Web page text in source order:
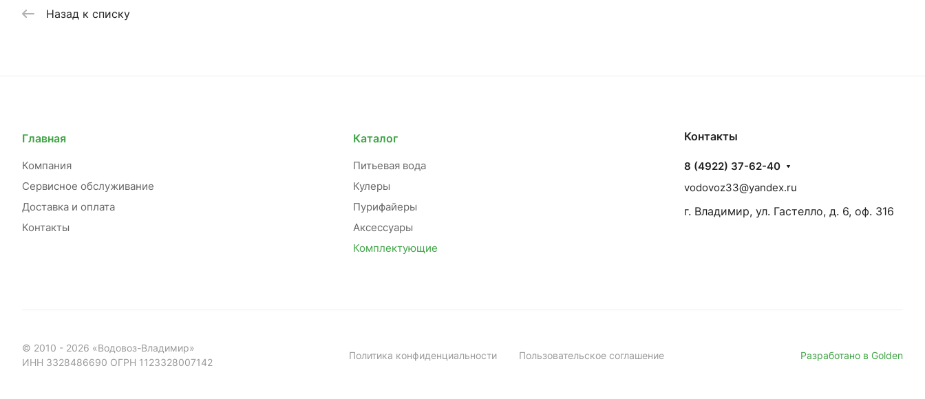
Назад к списку
Главная
Компания
Сервисное обслуживание
Доставка и оплата
Контакты
Каталог
Питьевая вода
Кулеры
Пурифайеры
Аксессуары
Комплектующие
Контакты
8 (4922) 37-62-40
vodovoz33@yandex.ru
г. Владимир, ул. Гастелло, д. 6, оф. 316
© 2010 - 2026 «Водовоз-Владимир»
ИНН 3328486690 ОГРН 1123328007142
Политика конфиденциальности Пользовательское соглашение Разработано в Golden